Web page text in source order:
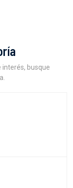
interés, busque